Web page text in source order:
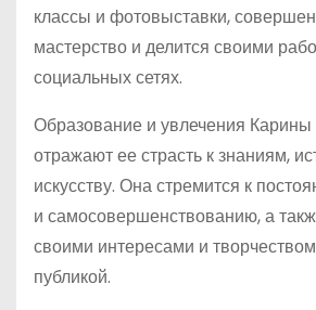
классы и фотовыставки,
мастерство и делится своими
социальных сетях.
Образование и увлечения Карины
отражают ее страсть к знаниям,
искусству. Она стремится к
и самосовершенствованию, а
своими интересами и
публикой.